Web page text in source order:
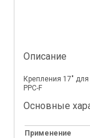
Описание
Крепления 17"
PPC-F
Основные
Применение